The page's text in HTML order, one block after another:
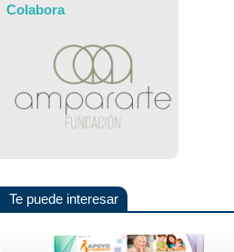
Colabora
Te puede interesar